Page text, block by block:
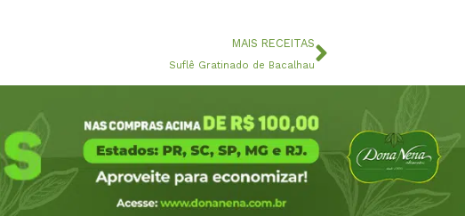
MAIS RECEITAS
Suflê Gratinado de Bacalhau
Próximo